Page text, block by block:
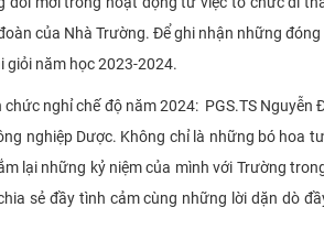
của Nhà Trường. Để ghi nhận những
giỏi năm học 2023-2024.
nghỉ chế độ năm 2024: PGS.TS Nguyễn
nghiệp Dược. Không chỉ là những bó hoa
lại những kỷ niệm của mình với Trường
sẻ đầy tình cảm cùng những lời dặn dò